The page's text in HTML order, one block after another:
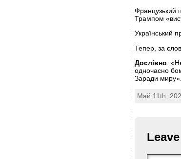
Французький
Трампом
Український
Тепер, за
Дослівно:
одночасно
Заради миру».
Май 11th,